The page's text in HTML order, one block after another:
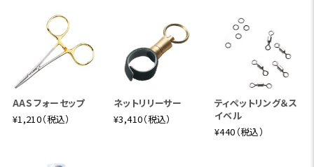
AAS フォーセップ
¥1,210（税込）
ネットリリーサー
¥3,410（税込）
ティペットリング＆ス
イベル
¥440（税込）